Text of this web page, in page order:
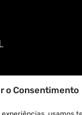
o Consentimento